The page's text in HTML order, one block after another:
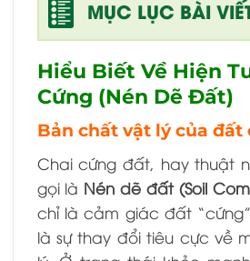
MỤC LỤC BÀI
Hiểu Biết Về Hiện
Cứng (Nén Dẽ Đất)
Bản chất vật lý của đất
Chai cứng đất, hay thuật
gọi là Nén dẽ đất (Soil
chỉ là cảm giác đất
là sự thay đổi tiêu cực về